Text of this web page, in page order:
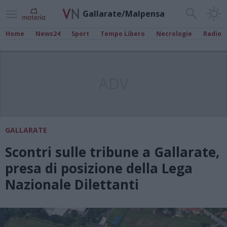
Gallarate/Malpensa
Home News24 Sport Tempo Libero Necrologie Radio
GALLARATE
Scontri sulle tribune a Gallarate,
presa di posizione della Lega
Nazionale Dilettanti